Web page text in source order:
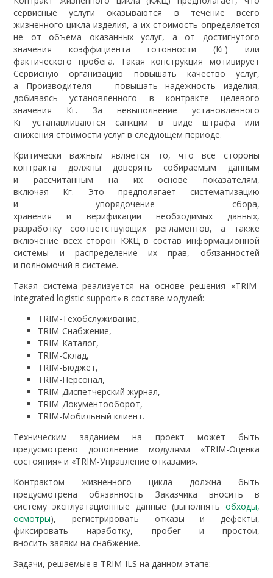
сервисные услуги оказываются в течение всего
жизненного цикла изделия, а их стоимость определяется
не от объема оказанных услуг, а от достигнутого
значения коэффициента готовности (Кг) или
фактического пробега. Такая конструкция мотивирует
Сервисную организацию повышать качество услуг,
а Производителя — повышать надежность изделия,
добиваясь установленного в контракте целевого
значения Кг. За невыполнение установленного
Кг устанавливаются санкции в виде штрафа или
снижения стоимости услуг в следующем периоде.
Критически важным является то, что все стороны
контракта должны доверять собираемым данным
и рассчитанным на их основе показателям,
включая Кг. Это предполагает систематизацию
и упорядочение сбора,
хранения и верификации необходимых данных,
разработку соответствующих регламентов, а также
включение всех сторон КЖЦ в состав информационной
системы и распределение их прав, обязанностей
и полномочий в системе.
Такая система реализуется на основе решения «TRIM-
Integrated logistic support» в составе модулей:
TRIM-Техобслуживание,
TRIM-Снабжение,
TRIM-Каталог,
TRIM-Склад,
TRIM-Бюджет,
TRIM-Персонал,
TRIM-Диспетчерский журнал,
TRIM-Документооборот,
TRIM-Мобильный клиент.
Техническим заданием на проект может быть
предусмотрено дополнение модулями «TRIM-Оценка
состояния» и «TRIM-Управление отказами».
Контрактом жизненного цикла должна быть
предусмотрена обязанность Заказчика вносить в
систему эксплуатационные данные (выполнять обходы,
осмотры), регистрировать отказы и дефекты,
фиксировать наработку, пробег и простои,
вносить заявки на снабжение.
Задачи, решаемые в TRIM-ILS на данном этапе: